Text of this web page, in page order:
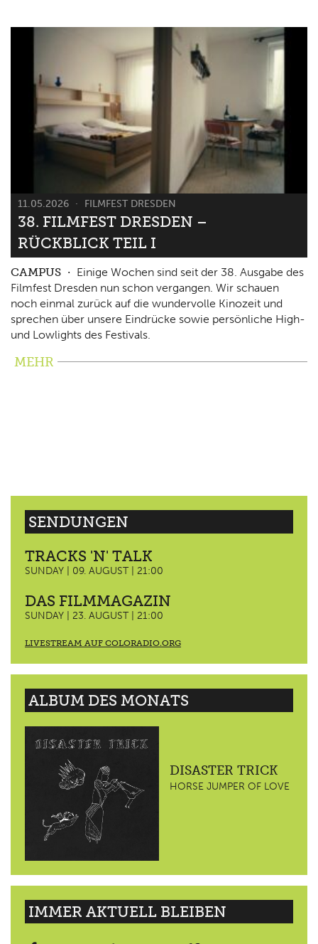
11.05.2026 FILMFEST DRESDEN
38. FILMFEST DRESDEN –
RÜCKBLICK TEIL I
CAMPUS
Einige Wochen sind seit der 38. Ausgabe des
Filmfest Dresden nun schon vergangen. Wir schauen
noch einmal zurück auf die wundervolle Kinozeit und
sprechen über unsere Eindrücke sowie persönliche High-
und Lowlights des Festivals.
MEHR
SENDUNGEN
TRACKS 'N' TALK
SUNDAY | 09. AUGUST | 21:00
DAS FILMMAGAZIN
SUNDAY | 23. AUGUST | 21:00
LIVESTREAM AUF COLORADIO.ORG
ALBUM DES MONATS
DISASTER TRICK
HORSE JUMPER OF LOVE
IMMER AKTUELL BLEIBEN